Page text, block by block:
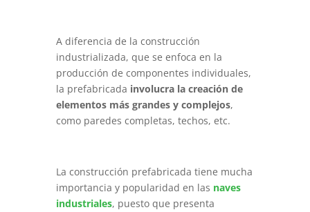
A diferencia de la construcción
industrializada, que se enfoca en la
producción de componentes individuales,
la prefabricada involucra la creación de
elementos más grandes y complejos,
como paredes completas, techos, etc.
La construcción prefabricada tiene mucha
importancia y popularidad en las naves
industriales, puesto que presenta